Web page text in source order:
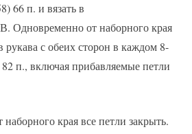
66 п. и вязать в
Одновременно от наборного края
рукава с обеих сторон в каждом 8-
п., включая прибавляемые петли
края все петли закрыть.